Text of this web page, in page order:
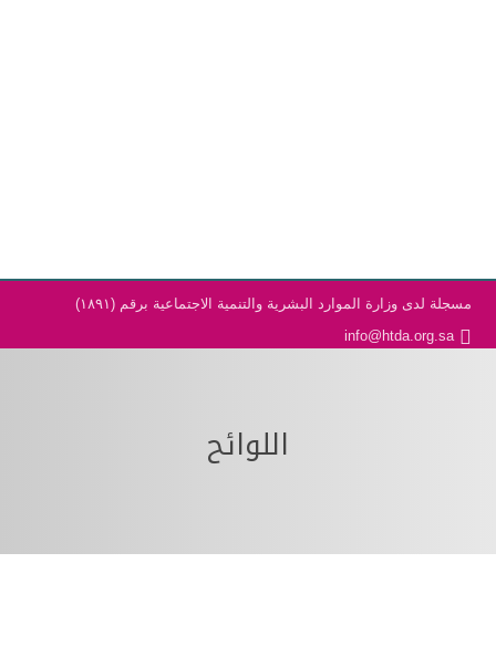
مسجلة لدى وزارة الموارد البشرية والتنمية الاجتماعية برقم (١٨٩١)
info@htda.org.sa
اللوائح